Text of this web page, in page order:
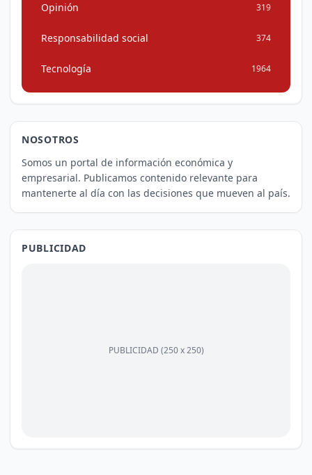
Opinión 319
Responsabilidad social 374
Tecnología 1964
NOSOTROS
Somos un portal de información económica y
empresarial. Publicamos contenido relevante para
mantenerte al día con las decisiones que mueven al país.
PUBLICIDAD
PUBLICIDAD (250 x 250)